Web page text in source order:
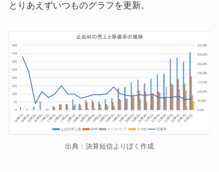
とりあえずいつものグラフを更新。
出典：決算短信よりぼく作成